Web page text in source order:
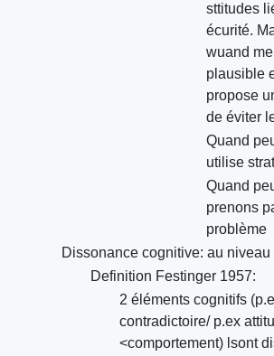
sttitudes
écurité.
wuand
plausible
propose
de éviter
Quand
utilise
Quand
prenons
problème
Dissonance cognitive: au niveau
Definition Festinger 1957:
2 éléments cognitifs
contradictoire/ p.ex
<comportement) lsont